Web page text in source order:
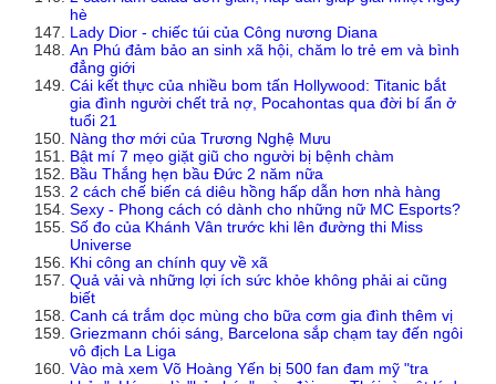
hè
Lady Dior - chiếc túi của Công nương Diana
An Phú đảm bảo an sinh xã hội, chăm lo trẻ em và bình
đẳng giới
Cái kết thực của nhiều bom tấn Hollywood: Titanic bắt
gia đình người chết trả nợ, Pocahontas qua đời bí ẩn ở
tuổi 21
Nàng thơ mới của Trương Nghệ Mưu
Bật mí 7 mẹo giặt giũ cho người bị bệnh chàm
Bầu Thắng hẹn bầu Đức 2 năm nữa
2 cách chế biến cá diêu hồng hấp dẫn hơn nhà hàng
Sexy - Phong cách có dành cho những nữ MC Esports?
Số đo của Khánh Vân trước khi lên đường thi Miss
Universe
Khi công an chính quy về xã
Quả vải và những lợi ích sức khỏe không phải ai cũng
biết
Canh cá trắm dọc mùng cho bữa cơm gia đình thêm vị
Griezmann chói sáng, Barcelona sắp chạm tay đến ngôi
vô địch La Liga
Vào mà xem Võ Hoàng Yến bị 500 fan đam mỹ "tra